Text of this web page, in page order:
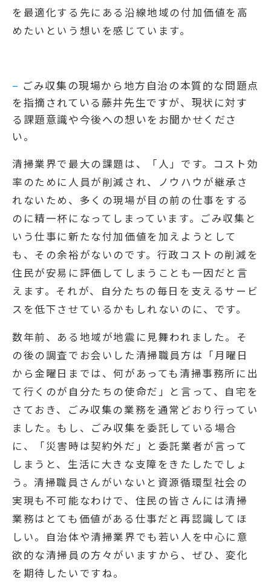
を最適化する先にある沿線地域の付加価値を高
めたいという想いを感じています。
– ごみ収集の現場から地方自治の本質的な問題点
を指摘されている藤井先生ですが、現状に対す
る課題意識や今後への想いをお聞かせくださ
い。
清掃業界で最大の課題は、「人」です。コスト効
率のために人員が削減され、ノウハウが継承さ
れないため、多くの現場が目の前の仕事をする
のに精一杯になってしまっています。ごみ収集と
いう仕事に新たな付加価値を加えようとして
も、その余裕がないのです。行政コストの削減を
住民が安易に評価してしまうことも一因だと言
えます。それが、自分たちの毎日を支えるサービ
スを低下させているかもしれないのに、です。
数年前、ある地域が地震に見舞われました。そ
の後の調査でお会いした清掃職員方は「月曜日
から金曜日までは、何があっても清掃事務所に出
て行くのが自分たちの使命だ」と言って、自宅を
さておき、ごみ収集の業務を通常どおり行ってい
ました。もし、ごみ収集を委託している場合
に、「災害時は契約外だ」と委託業者が言って
しまうと、生活に大きな支障をきたしたでしょ
う。清掃職員さんがいないと資源循環型社会の
実現も不可能なわけで、住民の皆さんには清掃
業務はとても価値がある仕事だと再認識してほ
しい。自治体や清掃業界でも若い人を中心に意
欲的な清掃員の方々がいますから、ぜひ、変化
を期待したいですね。